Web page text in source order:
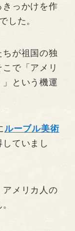
きっかけを作
した。
が祖国の独
で「アメリ
という機運
ルーブル美術
ていまし
メリカ人の